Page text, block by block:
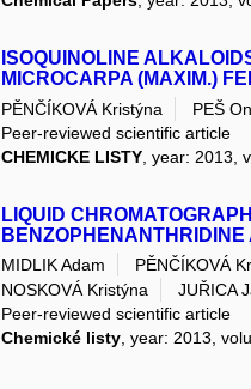
ISOQUINOLINE
MICROCARPA (MAXIM.)
PĚNČÍKOVÁ Kristýna PEŠ
Peer-reviewed scientific article
CHEMICKE LISTY , year: 2013,
LIQUID
MIDLIK Adam PĚNČÍKOVÁ
NOSKOVÁ Kristýna
JUŘICA
Peer-reviewed scientific article
Chemické listy , year: 2013,